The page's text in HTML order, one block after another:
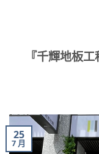
『千輝地板
25
7 月